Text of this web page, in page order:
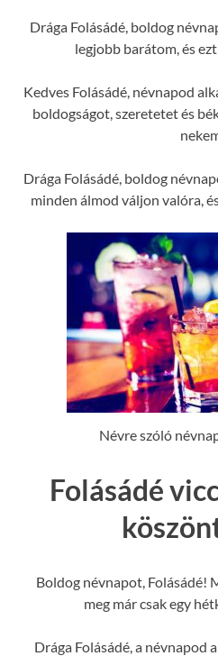
Drága Folásádé, boldog
legjobb barátom, és
Kedves Folásádé, névnapod
boldogságot, szeretetet és
Drága Folásádé, boldog
minden álmod váljon valóra,
Névre szóló
Folásádé
Boldog névnapot, Folásádé!
meg már csak egy
Drága Folásádé, a névnapod